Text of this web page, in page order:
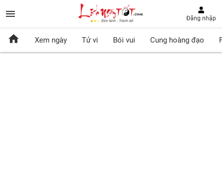
Đăng nhập
Xem ngày Tử vi Bói vui Cung hoàng đạo